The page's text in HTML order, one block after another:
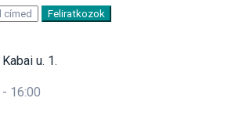
Feliratkozok
u. 1.
16:00